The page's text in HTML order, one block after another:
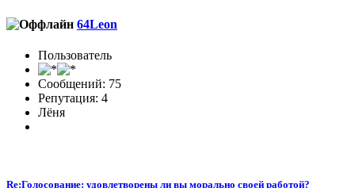
64Leon
Пользователь
Сообщений: 75
Репутация: 4
Лёня
Re:Голосование: удовлетворены ли вы морально своей работой?